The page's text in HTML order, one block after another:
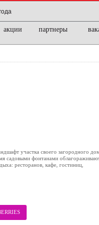
акции партнеры
участка своего загородного
садовыми фонтанами
ресторанов, кафе, гостиниц,